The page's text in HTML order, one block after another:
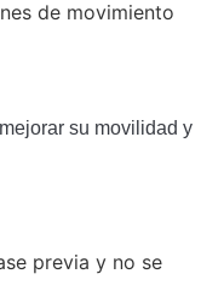
de movimiento
su movilidad y
previa y no se